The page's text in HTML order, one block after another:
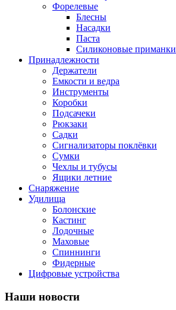
Форелевые
Блесны
Насадки
Паста
Силиконовые приманки
Принадлежности
Держатели
Емкости и ведра
Инструменты
Коробки
Подсачеки
Рюкзаки
Садки
Сигнализаторы поклёвки
Сумки
Чехлы и тубусы
Ящики летние
Снаряжение
Удилища
Болонские
Кастинг
Лодочные
Маховые
Спиннинги
Фидерные
Цифровые устройства
Наши новости